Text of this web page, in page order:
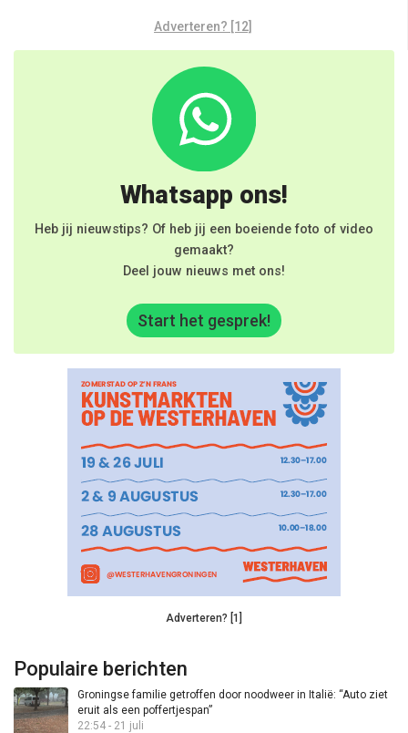
Adverteren? [12]
Whatsapp ons!
Heb jij nieuwstips? Of heb jij een boeiende foto of video
gemaakt?
Deel jouw nieuws met ons!
Start het gesprek!
Adverteren? [1]
Populaire berichten
Groningse familie getroffen door noodweer in Italië: “Auto ziet
eruit als een poffertjespan”
22:54 - 21 juli